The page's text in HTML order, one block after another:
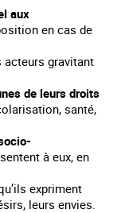
aux
en cas de
acteurs gravitant
de leurs droits
santé,
à eux, en
expriment
leurs envies.